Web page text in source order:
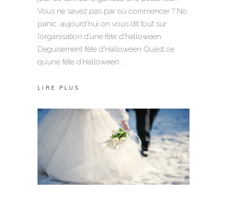
Vous ne savez pas par où commencer ? No
panic, aujourd’hui on vous dit tout sur
l’organisation d’une fête d’halloween.
Deguisement fête d'Halloween Qu’est ce
qu’une fête d’Halloween
LIRE PLUS